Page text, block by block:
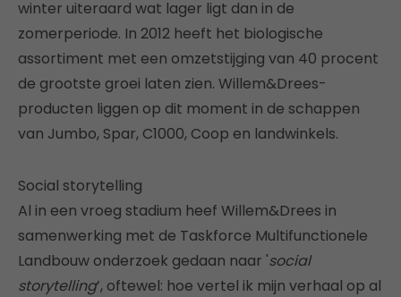
winter uiteraard wat lager ligt dan in de
zomerperiode. In 2012 heeft het biologische
assortiment met een omzetstijging van 40 procent
de grootste groei laten zien. Willem&Drees-
producten liggen op dit moment in de schappen
van Jumbo, Spar, C1000, Coop en landwinkels.
Social storytelling
Al in een vroeg stadium heef Willem&Drees in
samenwerking met de Taskforce Multifunctionele
Landbouw onderzoek gedaan naar 'social
storytelling’, oftewel: hoe vertel ik mijn verhaal op al